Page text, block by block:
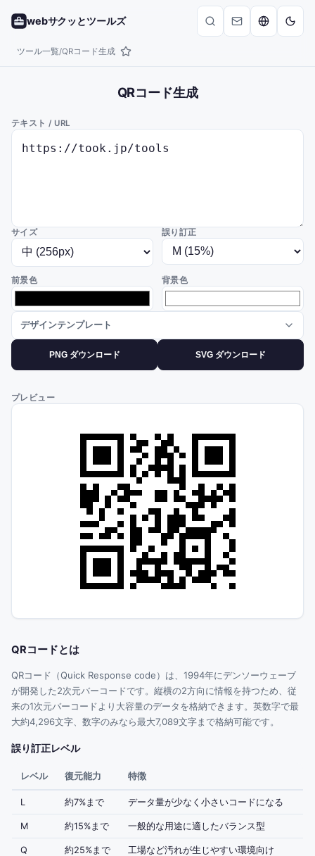
webサクッとツールズ
ツール一覧/QRコード生成
QRコード生成
テキスト / URL
サイズ 誤り訂正
前景色 背景色
デザインテンプレート
PNG ダウンロード SVG ダウンロード
プレビュー
QRコードとは
QRコード（Quick Response code）は、1994年にデンソーウェーブ
が開発した2次元バーコードです。縦横の2方向に情報を持つため、従
来の1次元バーコードより大容量のデータを格納できます。英数字で最
大約4,296文字、数字のみなら最大7,089文字まで格納可能です。
誤り訂正レベル
レベル 復元能力 特徴
L 約7%まで データ量が少なく小さいコードになる
M 約15%まで 一般的な用途に適したバランス型
Q 約25%まで 工場など汚れが生じやすい環境向け